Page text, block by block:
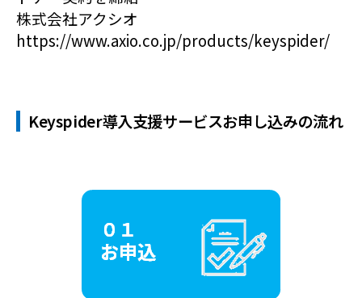
株式会社アクシオ
https://www.axio.co.jp/products/keyspider/
Keyspider導入支援サービスお申し込みの流れ